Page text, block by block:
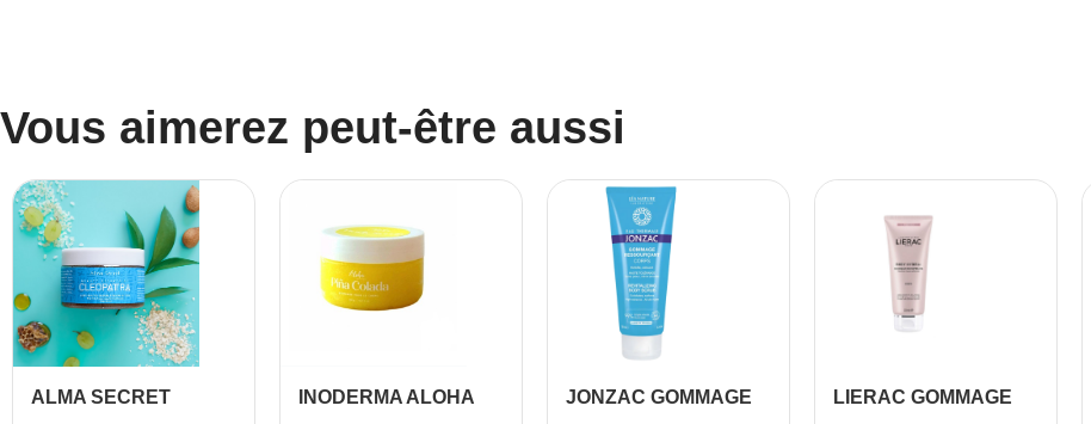
Vous aimerez peut-être aussi
ALMA SECRET
INODERMA ALOHA
JONZAC GOMMAGE
LIERAC GOMMAGE